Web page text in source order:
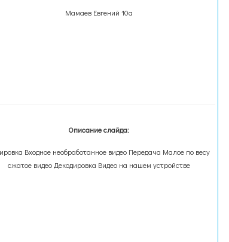
Мамаев Евгений 10а
Описание слайда:
Входное необработанное видео Передача Малое по весу
сжатое видео Декодировка Видео на нашем устройстве